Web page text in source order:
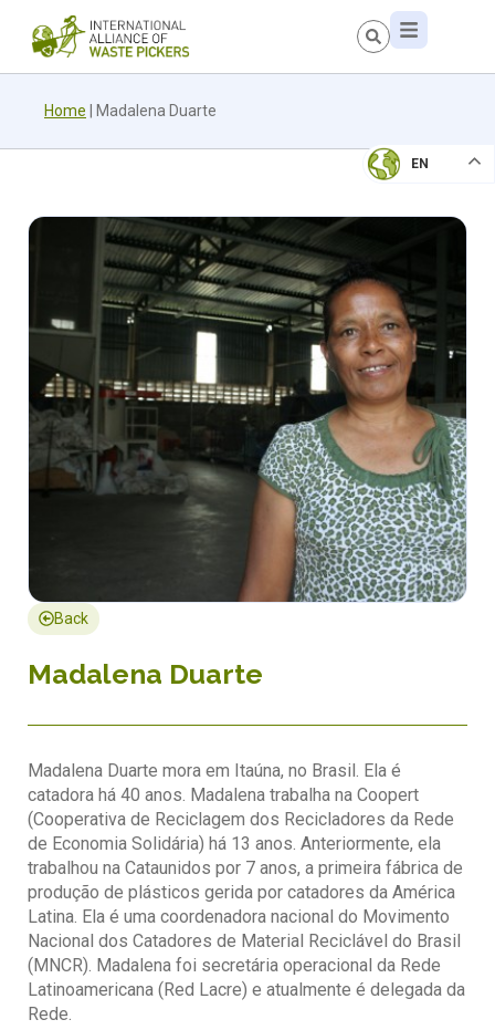
Home Madalena Duarte
EN
Back
Madalena Duarte
Madalena Duarte mora em Itaúna, no Brasil. Ela é
catadora há 40 anos. Madalena trabalha na Coopert
(Cooperativa de Reciclagem dos Recicladores da Rede
de Economia Solidária) há 13 anos. Anteriormente, ela
trabalhou na Cataunidos por 7 anos, a primeira fábrica de
produção de plásticos gerida por catadores da América
Latina. Ela é uma coordenadora nacional do Movimento
Nacional dos Catadores de Material Reciclável do Brasil
(MNCR). Madalena foi secretária operacional da Rede
Latinoamericana (Red Lacre) e atualmente é delegada da
Rede.